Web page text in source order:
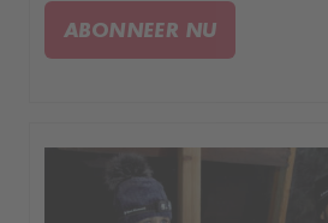
die leiden naar een begraven UFO.
ABONNEER NU